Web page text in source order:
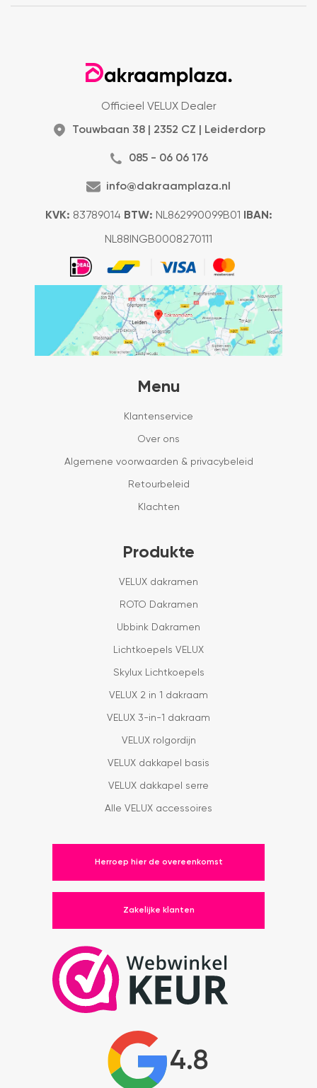
Officieel VELUX Dealer
Touwbaan 38 | 2352 CZ | Leiderdorp
085 - 06 06 176
info@dakraamplaza.nl
KVK: 83789014 BTW: NL862990099B01 IBAN:
NL88INGB0008270111
Menu
Klantenservice
Over ons
Algemene voorwaarden & privacybeleid
Retourbeleid
Klachten
Produkte
VELUX dakramen
ROTO Dakramen
Ubbink Dakramen
Lichtkoepels VELUX
Skylux Lichtkoepels
VELUX 2 in 1 dakraam
VELUX 3-in-1 dakraam
VELUX rolgordijn
VELUX dakkapel basis
VELUX dakkapel serre
Alle VELUX accessoires
Herroep hier de overeenkomst
Zakelijke klanten
4.8